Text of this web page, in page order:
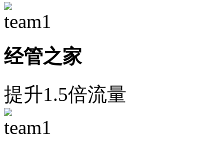
经管之家
提升1.5倍流量